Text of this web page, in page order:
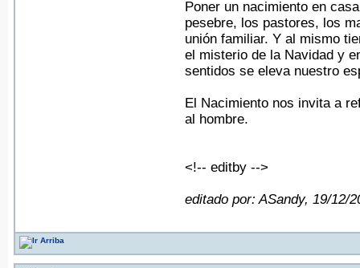
Poner un nacimiento en
pesebre, los pastores, los
unión familiar. Y al mismo
el misterio de la Navidad y
sentidos se eleva nuestro
El Nacimiento nos invita a
al hombre.
<!-- editby -->
editado por: ASandy, 19/12/